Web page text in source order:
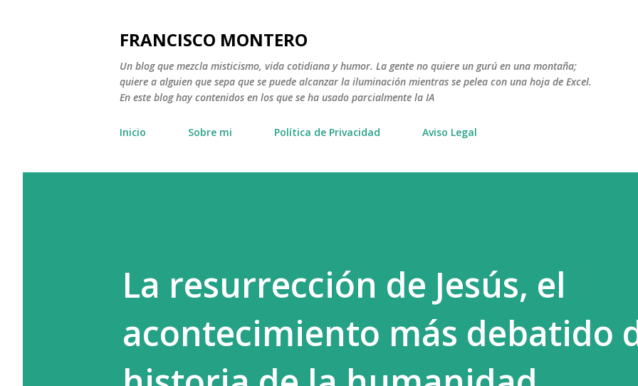
FRANCISCO MONTERO
Un blog que mezcla misticismo, vida cotidiana y humor. La gente no quiere un gurú en una montaña;
quiere a alguien que sepa que se puede alcanzar la iluminación mientras se pelea con una hoja de Excel.
En este blog hay contenidos en los que se ha usado parcialmente la IA
Inicio Sobre mi Política de Privacidad Aviso Legal
La resurrección de Jesús, el
acontecimiento más debatido